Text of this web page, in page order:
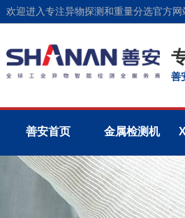
欢迎进入专注异物探测和重量分选官方网
善
善安首页 金属检测机